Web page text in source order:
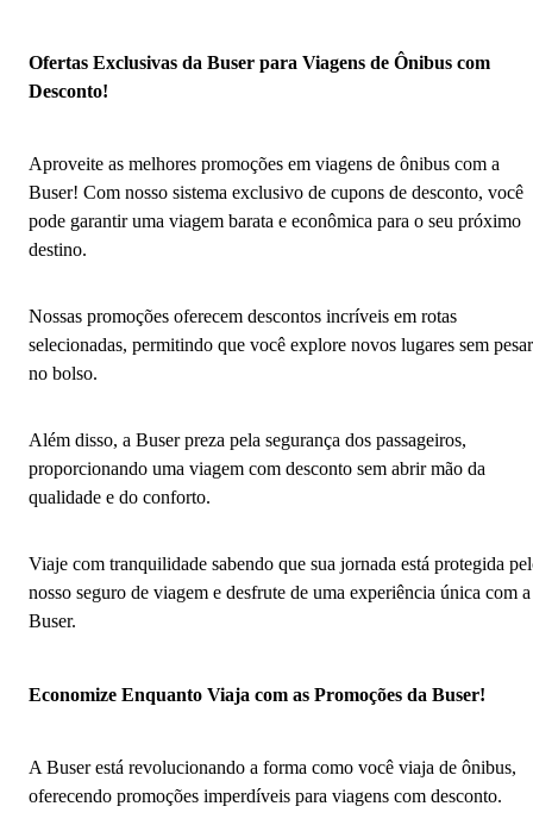
Ofertas Exclusivas da Buser para Viagens de Ônibus com
Desconto!
Aproveite as melhores promoções em viagens de ônibus com a
Buser! Com nosso sistema exclusivo de cupons de desconto, você
pode garantir uma viagem barata e econômica para o seu próximo
destino.
Nossas promoções oferecem descontos incríveis em rotas
selecionadas, permitindo que você explore novos lugares sem pesar
no bolso.
Além disso, a Buser preza pela segurança dos passageiros,
proporcionando uma viagem com desconto sem abrir mão da
qualidade e do conforto.
Viaje com tranquilidade sabendo que sua jornada está protegida
nosso seguro de viagem e desfrute de uma experiência única com a
Buser.
Economize Enquanto Viaja com as Promoções da Buser!
A Buser está revolucionando a forma como você viaja de ônibus,
oferecendo promoções imperdíveis para viagens com desconto.